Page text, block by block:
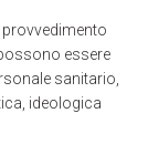
essere
sanitario,
ideologica